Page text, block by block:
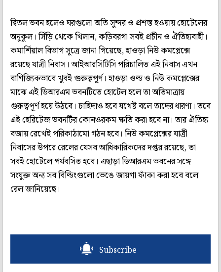
দ্বিতল ভবন হলেও ঘরগুলো অতি সুন্দর ও প্রশস্ত হওয়ায় হোটেলের
অনুকূল। সিঁড়ি থেকে খিলান, কড়িবরগা সবই প্রচীন ও ঐতিহ্যবাহী।
কমার্শিয়াল বিভাগ সূত্রে জানা গিয়েছে, হাওড়া নিউ কমপ্লেক্সে
রয়েছে যাত্রী নিবাস। আইআরসিটিসি পরিচালিত এই নিবাস এখন
বাণিজ্যিকভাবে খুবই গুরুত্বপূর্ণ। হাওড়া ওল্ড ও নিউ কমপ্লেক্সের
মাঝে এই ডিআরএম ভবনটিতে হোটেল হলে তা অতিমাত্রায়
গুরুত্বপূর্ণ হয়ে উঠবে। চাহিদাও হবে যথেষ্ট বলে তাদের ধারণা। তবে
এই হেরিটেজ ভবনটির কোনওরকম ক্ষতি করা হবে না। তার ঐতিহ্য
বজায় রেখেই পরিকাঠামো গঠন হবে। নিউ কমপ্লেক্সের যাত্রী
নিবাসের উপরে রেলের যেসব আধিকারিকদের দপ্তর রয়েছে, তা
সবই হোটেলে পর্যবসিত হবে। এছাড়া ডিআরএম ভবনের সঙ্গে
সংযুক্ত অন্য সব বিল্ডিংগুলো ভেঙে জায়গা ফাঁকা করা হবে বলে
রেল জানিয়েছে।
Subscribe